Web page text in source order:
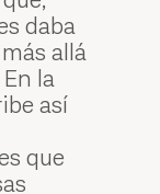
daba
allá
la
así
que